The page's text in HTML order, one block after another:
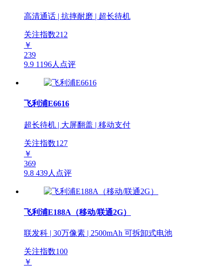
高清通话 | 抗摔耐磨 | 超长待机
关注指数212
￥
239
9.9 1196人点评
飞利浦E6616
超长待机 | 大屏翻盖 | 移动支付
关注指数127
￥
369
9.8 439人点评
飞利浦E188A（移动/联通2G）
联发科 | 30万像素 | 2500mAh 可拆卸式电池
关注指数100
￥